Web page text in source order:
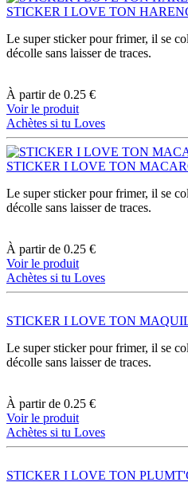
STICKER I LOVE TON
Le super sticker pour frimer, il se
décolle sans laisser de traces.
À partir de 0.25 €
Voir le produit
Achètes si tu Loves
STICKER I LOVE TON
Le super sticker pour frimer, il se
décolle sans laisser de traces.
À partir de 0.25 €
Voir le produit
Achètes si tu Loves
STICKER I LOVE TON
Le super sticker pour frimer, il se
décolle sans laisser de traces.
À partir de 0.25 €
Voir le produit
Achètes si tu Loves
STICKER I LOVE TON